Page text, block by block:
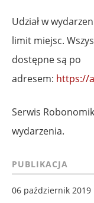
Udział w
limit miejsc.
dostępne są po
adresem: https://
Serwis
wydarzenia.
PUBLIKACJA
06 październik 2019